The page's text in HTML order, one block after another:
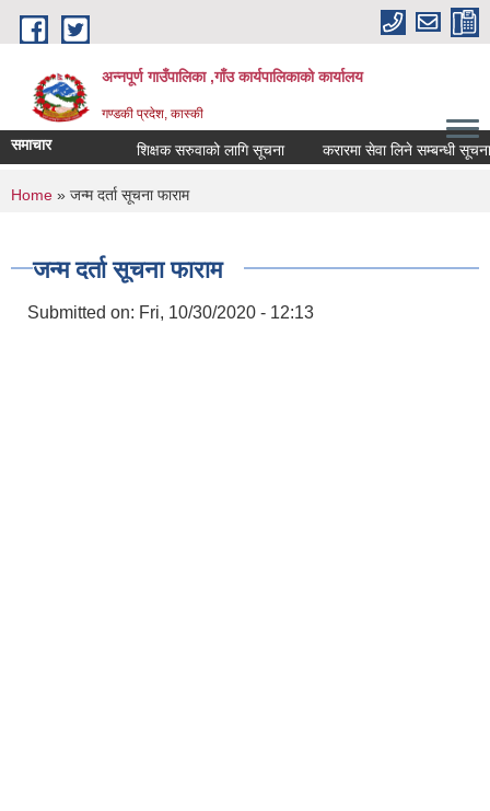
Skip to main content
अन्नपूर्ण गाउँपालिका ,गाँउ कार्यपालिकाको कार्यालय
गण्डकी प्रदेश, कास्की
समाचार शिक्षक सरुवाको लागि सूचना करारमा सेवा लिने सम्बन्धी सूचना ।
You are here
Home » जन्म दर्ता सूचना फाराम
जन्म दर्ता सूचना फाराम
Submitted on: Fri, 10/30/2020 - 12:13